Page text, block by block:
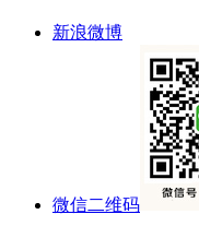
新浪微博
微信二维码